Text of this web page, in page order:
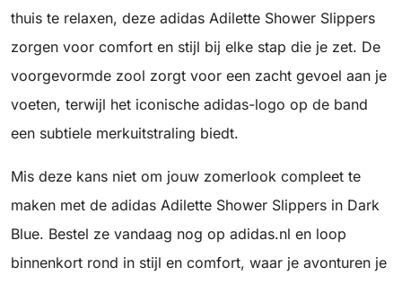
thuis te relaxen, deze adidas Adilette Shower Slippers
zorgen voor comfort en stijl bij elke stap die je zet. De
voorgevormde zool zorgt voor een zacht gevoel aan je
voeten, terwijl het iconische adidas-logo op de band
een subtiele merkuitstraling biedt.
Mis deze kans niet om jouw zomerlook compleet te
maken met de adidas Adilette Shower Slippers in Dark
Blue. Bestel ze vandaag nog op adidas.nl en loop
binnenkort rond in stijl en comfort, waar je avonturen je